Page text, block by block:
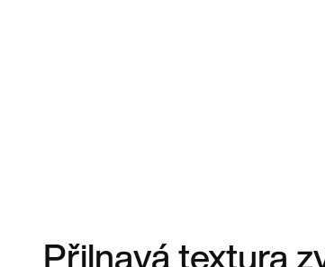
Přilnavá textura